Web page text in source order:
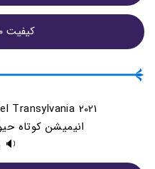
کيفيت ۱۰۸۰ بلوری
Transylvania 2021
انیمیشن کوتاه
🔉